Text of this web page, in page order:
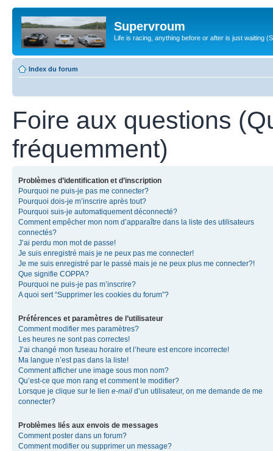
Supervroum
Life is racing, anything before or after is just waiting
Index du forum
Foire aux questions
fréquemment)
Problèmes d’identification et d’inscription
Pourquoi ne puis-je pas me connecter?
Pourquoi dois-je m’inscrire après tout?
Pourquoi suis-je automatiquement déconnecté?
Comment empêcher mon nom d’apparaître dans la liste des utilisateurs
connectés?
J’ai perdu mon mot de passe!
Je suis enregistré mais je ne peux pas me connecter!
Je me suis enregistré par le passé mais je ne peux plus me connecter?!
Que signifie COPPA?
Pourquoi ne puis-je pas m’inscrire?
A quoi sert “Supprimer les cookies du forum”?
Préférences et paramètres de l’utilisateur
Comment modifier mes paramètres?
Les heures ne sont pas correctes!
J’ai changé mon fuseau horaire et l’heure est encore incorrecte!
Ma langue n’est pas dans la liste!
Comment afficher une image sous mon nom?
Qu’est-ce que mon rang et comment le modifier?
Lorsque je clique sur le lien e-mail d’un utilisateur, on me demande de me
connecter?
Problèmes liés aux envois de messages
Comment poster dans un forum?
Comment modifier ou supprimer un message?